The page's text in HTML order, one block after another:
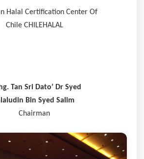
Halal Certification Center Of
Chile CHILEHALAL
Tan Sri Dato’ Dr Syed
Bin Syed Salim
Chairman